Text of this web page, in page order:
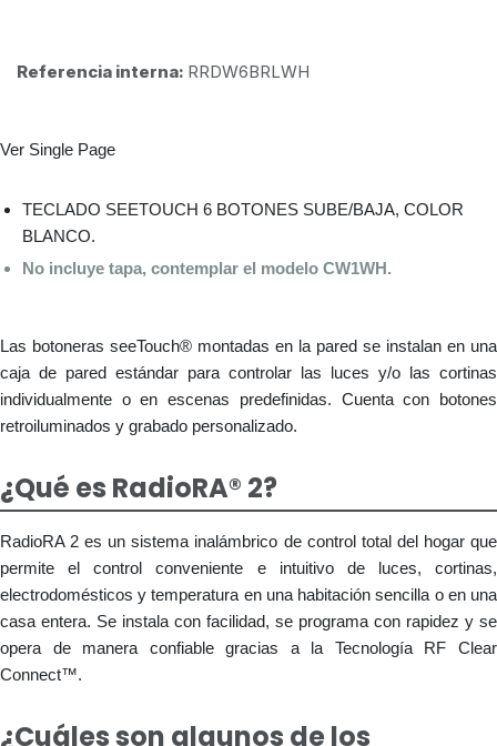
Referencia interna: RRDW6BRLWH
Ver Single Page
TECLADO SEETOUCH 6 BOTONES SUBE/BAJA, COLOR
BLANCO.
No incluye tapa, contemplar el modelo CW1WH.
Las botoneras seeTouch® montadas en la pared se instalan en una
caja de pared estándar para controlar las luces y/o las cortinas
individualmente o en escenas predefinidas. Cuenta con botones
retroiluminados y grabado personalizado.
¿Qué es RadioRA® 2?
RadioRA 2 es un sistema inalámbrico de control total del hogar que
permite el control conveniente e intuitivo de luces, cortinas,
electrodomésticos y temperatura en una habitación sencilla o en una
casa entera. Se instala con facilidad, se programa con rapidez y se
opera de manera confiable gracias a la Tecnología RF Clear
Connect™.
¿Cuáles son algunos de los